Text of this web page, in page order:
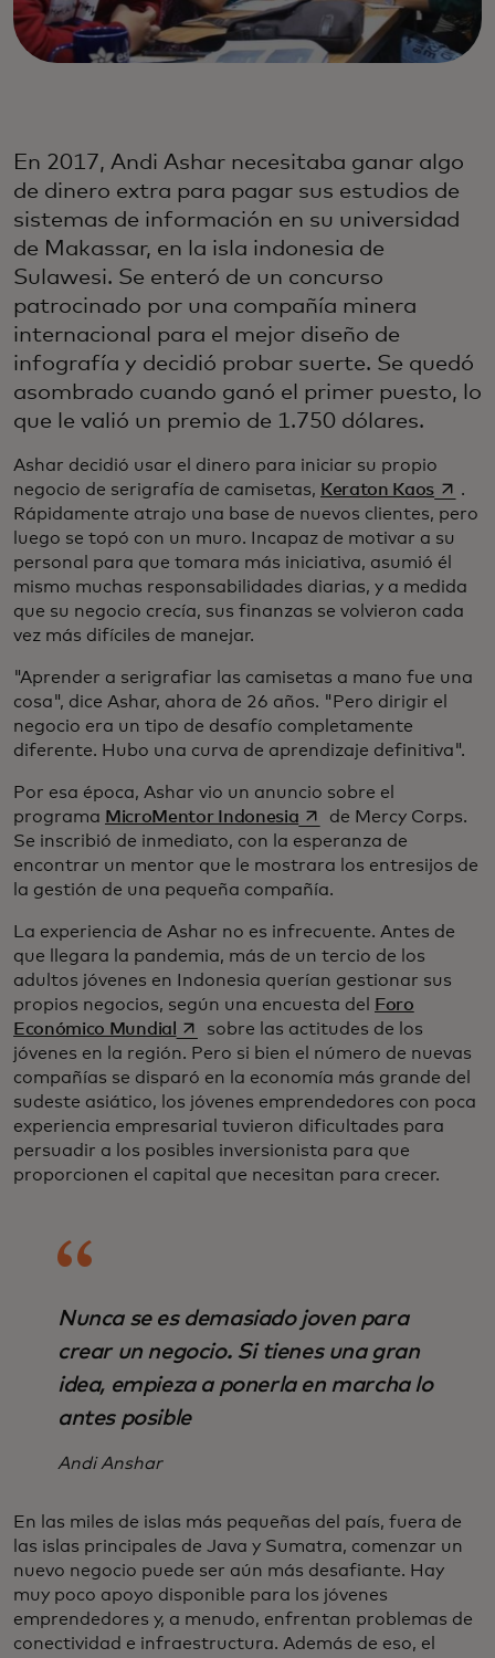
En 2017, Andi Ashar necesitaba ganar algo
de dinero extra para pagar sus estudios de
sistemas de información en su universidad
de Makassar, en la isla indonesia de
Sulawesi. Se enteró de un concurso
patrocinado por una compañía minera
internacional para el mejor diseño de
infografía y decidió probar suerte. Se quedó
asombrado cuando ganó el primer puesto, lo
que le valió un premio de 1.750 dólares.
Ashar decidió usar el dinero para iniciar su propio
negocio de serigrafía de camisetas, Keraton Kaosse .
Rápidamente atrajo una base de nuevos clientes, pero
luego se topó con un muro. Incapaz de motivar a su
personal para que tomara más iniciativa, asumió él
mismo muchas responsabilidades diarias, y a medida
que su negocio crecía, sus finanzas se volvieron cada
vez más difíciles de manejar.
"Aprender a serigrafiar las camisetas a mano fue una
cosa", dice Ashar, ahora de 26 años. "Pero dirigir el
negocio era un tipo de desafío completamente
diferente. Hubo una curva de aprendizaje definitiva".
Por esa época, Ashar vio un anuncio sobre el
programa MicroMentor Indonesiase abre en una pestaña
de Mercy Corps.
Se inscribió de inmediato, con la esperanza de
encontrar un mentor que le mostrara los entresijos de
la gestión de una pequeña compañía.
La experiencia de Ashar no es infrecuente. Antes de
que llegara la pandemia, más de un tercio de los
adultos jóvenes en Indonesia querían gestionar sus
propios negocios, según una encuesta del
Foro
Económico Mundial
se abre en una pestaña nueva
sobre las actitudes de los
jóvenes en la región. Pero si bien el número de nuevas
compañías se disparó en la economía más grande del
sudeste asiático, los jóvenes emprendedores con poca
experiencia empresarial tuvieron dificultades para
persuadir a los posibles inversionista para que
proporcionen el capital que necesitan para crecer.
Nunca se es demasiado joven para
crear un negocio. Si tienes una gran
idea, empieza a ponerla en marcha lo
antes posible
Andi Anshar
En las miles de islas más pequeñas del país, fuera de
las islas principales de Java y Sumatra, comenzar un
nuevo negocio puede ser aún más desafiante. Hay
muy poco apoyo disponible para los jóvenes
emprendedores y, a menudo, enfrentan problemas de
conectividad e infraestructura. Además de eso, el